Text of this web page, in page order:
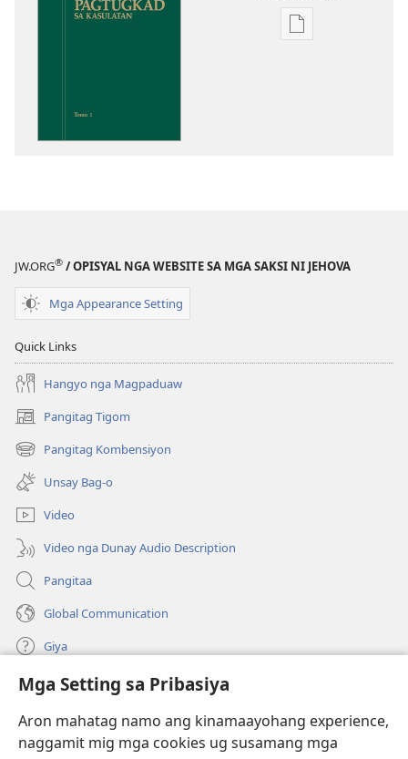
Mga Setting sa Pribasiya
Aron mahatag namo ang kinamaayohang experience,
naggamit mig mga cookies ug susamang mga
Opsiyon
JW.ORG® / OPISYAL NGA WEBSITE SA MGA SAKSI NI JEHOVA
Mga Appearance Setting
Quick Links
Hangyo nga Magpaduaw
Pangitag Tigom
(mo-
open
ug
bag-
ong
window)
Pangitag Kombensiyon
(mo-
open
ug
bag-
ong
window)
Unsay Bag-o
Video
Video nga Dunay Audio Description
Pangitaa
Global Communication
Giya
Donasyon
(mo-
open
bag-
Watchtower ONLINE NGA LIBRARYA
(mo-